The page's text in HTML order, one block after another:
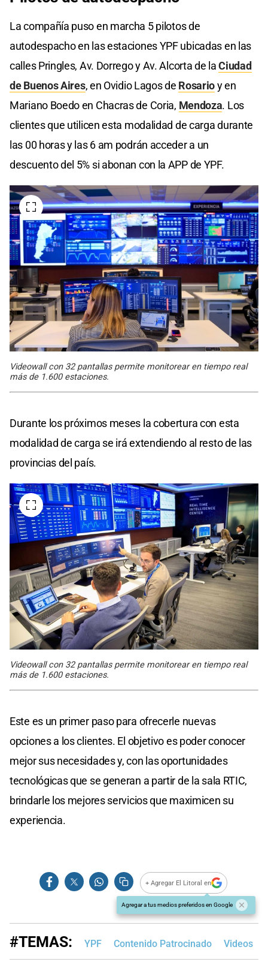
La compañía puso en marcha 5 pilotos de
autodespacho en las estaciones YPF ubicadas en las
calles Pringles, Av. Dorrego y Av. Alcorta de laCiudad
de Buenos Aires, en Ovidio Lagos de Rosarioy en
Mariano Boedo en Chacras de Coria, Mendoza. Los
clientes que utilicen esta modalidad de carga durante
las 00 horas y las 6 am podrán acceder a un
descuento del 5% si abonan con la APP de YPF.
Videowall con 32 pantallas permite monitorear en tiempo real
más de 1.600 estaciones.
Durante los próximos meses la cobertura con esta
modalidad de carga se irá extendiendo al resto de las
provincias del país.
Videowall con 32 pantallas permite monitorear en tiempo real
más de 1.600 estaciones.
Este es un primer paso para ofrecerle nuevas
opciones a los clientes. El objetivo es poder conocer
mejor sus necesidades y, con las oportunidades
tecnológicas que se generan a partir de la sala RTIC,
brindarle los mejores servicios que maximicen su
experiencia.
+ Agregar El Litoral en
Agregar a tus medios preferidos en Google
#TEMAS: YPF Contenido Patrocinado Videos